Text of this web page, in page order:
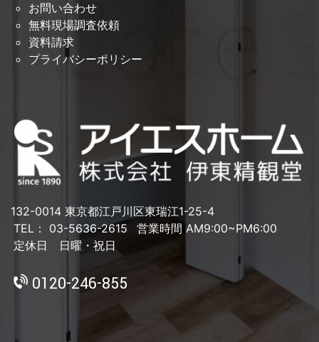
お問い合わせ
無料現場調査依頼
資料請求
プライバシーポリシー
132-0014 東京都江戸川区東瑞江1-25-4
TEL： 03-5636-2615
営業時間 AM9:00~PM6:00
定休日 日曜・祝日
0120-246-855